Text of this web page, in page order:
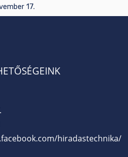
17.
hiradastechnika/